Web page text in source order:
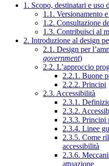
1. Scopo, destinatari e uso
1.1. Versionamento
1.2. Consultazione
1.3. Contribuisci al
2. Introduzione al design
2.1. Design per
government)
2.2. L’approccio
2.2.1. Buone
2.2.2. Principi
2.3. Accessibilità
2.3.1.
2.3.2.
2.3.3. Principi
2.3.4. Linee
2.3.5. Come
accessibilità
2.3.6.
attuazione